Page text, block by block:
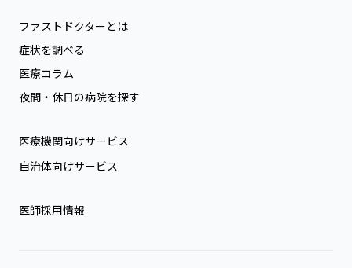
ファストドクターとは
症状を調べる
医療コラム
夜間・休日の病院を探す
医療機関向けサービス
自治体向けサービス
医師採用情報